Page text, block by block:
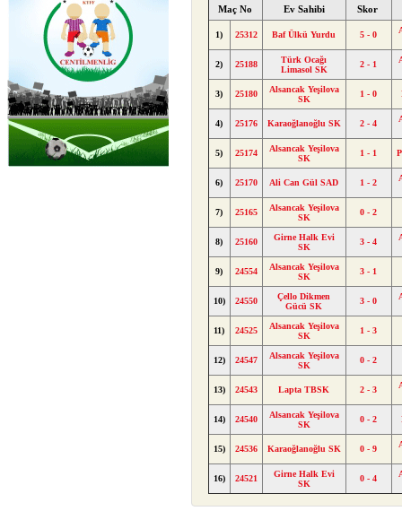
Maç No Ev Sahibi Skor
1) 25312 Baf Ülkü Yurdu 5 - 0
2) 25188
Türk Ocağı
Limasol SK
2 - 1
3) 25180
Alsancak Yeşilova
SK
1 - 0
4) 25176 Karaoğlanoğlu SK 2 - 4
5) 25174
Alsancak Yeşilova
SK
1 - 1
6) 25170 Ali Can Gül SAD 1 - 2
7) 25165
Alsancak Yeşilova
SK
0 - 2
8) 25160
Girne Halk Evi
SK
3 - 4
9) 24554
Alsancak Yeşilova
SK
3 - 1
10) 24550
Çello Dikmen
Gücü SK
3 - 0
11) 24525
Alsancak Yeşilova
SK
1 - 3
12) 24547
Alsancak Yeşilova
SK
0 - 2
13) 24543 Lapta TBSK 2 - 3
14) 24540
Alsancak Yeşilova
SK
0 - 2
15) 24536 Karaoğlanoğlu SK 0 - 9
16) 24521
Girne Halk Evi
SK
0 - 4